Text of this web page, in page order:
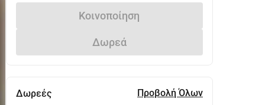
Κοινοποίηση
Δωρεά
Δωρεές Προβολή Όλων